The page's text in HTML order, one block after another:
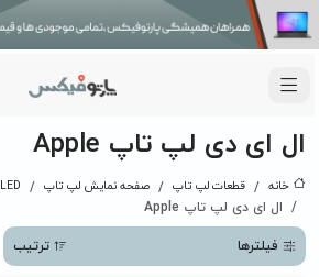
ال ای دی لپ تاپ Apple
خانه قطعات لپ تاپ صفحه نمایش لپ تاپ LED لپ تاپ
ال ای دی لپ تاپ Apple
فیلترها ترتیب